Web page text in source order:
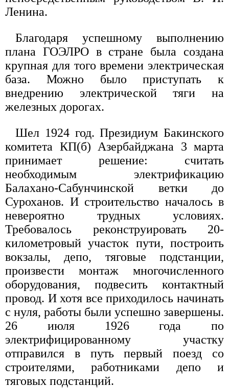
Ленина.
Благодаря успешному выполнению
плана ГОЭЛРО в стране была создана
крупная для того времени электрическая
база. Можно было приступать к
внедрению электрической тяги на
железных дорогах.
Шел 1924 год. Президиум Бакинского
комитета КП(б) Азербайджана 3 марта
принимает решение: считать
необходимым электрификацию
Балахано-Сабунчинской ветки до
Суроханов. И строительство началось в
невероятно трудных условиях.
Требовалось реконструировать 20-
километровый участок пути, построить
вокзалы, депо, тяговые подстанции,
произвести монтаж многочисленного
оборудования, подвесить контактный
провод. И хотя все приходилось начинать
с нуля, работы были успешно завершены.
26 июля 1926 года по
электрифицированному участку
отправился в путь первый поезд со
строителями, работниками депо и
тяговых подстанций.